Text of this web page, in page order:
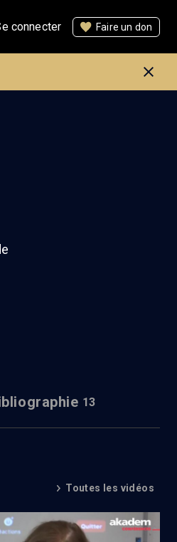
connecter Faire un don
13
Toutes les vidéos
Halimi